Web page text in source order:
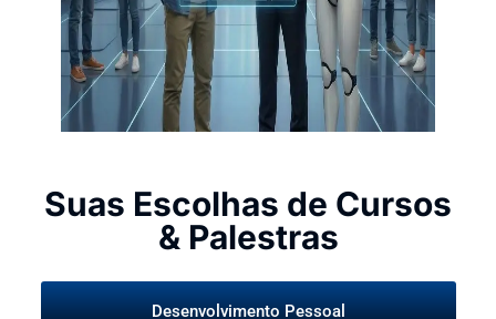
Suas Escolhas de Cursos
& Palestras
Desenvolvimento Pessoal